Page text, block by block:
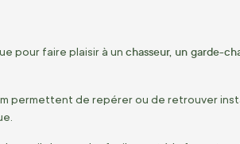
pour faire plaisir à un chasseur, un garde-
permettent de repérer ou de retrouver